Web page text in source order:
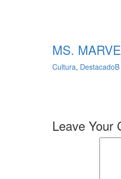
MS.
Cultura, DestacadoB
Leave Your